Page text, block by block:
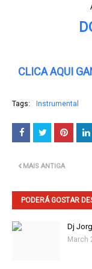
CLICA AQUI
Tags: Instrumental
MAIS ANTIGA
PODERÁ GOSTAR
Dj
March